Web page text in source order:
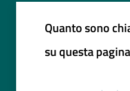
Quanto sono
su questa